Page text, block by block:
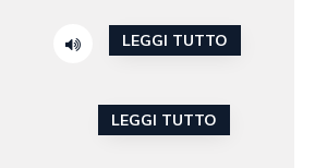
LEGGI TUTTO
LEGGI TUTTO